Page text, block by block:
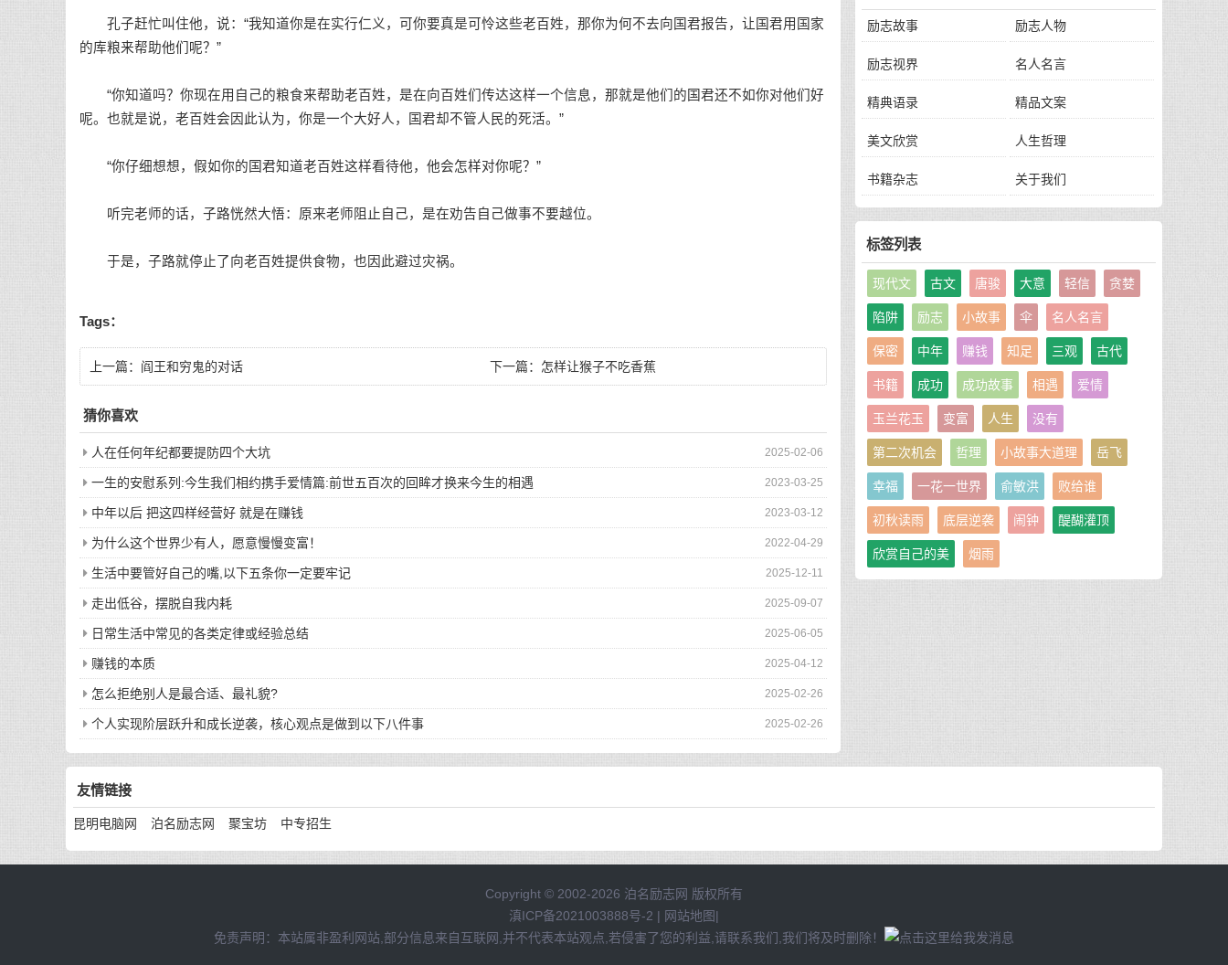
孔子赶忙叫住他，说：“我知道你是在实行仁义，可你要真是可怜这些老百姓，那你为何不去向国君报告，让国君用国家
的库粮来帮助他们呢？”
“你知道吗？你现在用自己的粮食来帮助老百姓，是在向百姓们传达这样一个信息，那就是他们的国君还不如你对他们好
呢。也就是说，老百姓会因此认为，你是一个大好人，国君却不管人民的死活。”
“你仔细想想，假如你的国君知道老百姓这样看待他，他会怎样对你呢？”
听完老师的话，子路恍然大悟：原来老师阻止自己，是在劝告自己做事不要越位。
于是，子路就停止了向老百姓提供食物，也因此避过灾祸。
Tags：
上一篇： 阎王和穷鬼的对话 下一篇： 怎样让猴子不吃香蕉
猜你喜欢
2025-02-06
人在任何年纪都要提防四个大坑
2023-03-25
一生的安慰系列:今生我们相约携手爱情篇:前世五百次的回眸才换来今生的相遇
2023-03-12
中年以后 把这四样经营好 就是在赚钱
2022-04-29
为什么这个世界少有人，愿意慢慢变富！
2025-12-11
生活中要管好自己的嘴,以下五条你一定要牢记
2025-09-07
走出低谷，摆脱自我内耗
2025-06-05
日常生活中常见的各类定律或经验总结
2025-04-12
赚钱的本质
2025-02-26
怎么拒绝别人是最合适、最礼貌?
2025-02-26
个人实现阶层跃升和成长逆袭，核心观点是做到以下八件事
励志故事 励志人物
励志视界 名人名言
精典语录 精品文案
美文欣赏 人生哲理
书籍杂志 关于我们
标签列表
现代文 古文 唐骏 大意 轻信 贪婪
陷阱 励志 小故事 伞 名人名言
保密 中年 赚钱 知足 三观 古代
书籍 成功 成功故事 相遇 爱情
玉兰花玉 变富 人生 没有
第二次机会 哲理 小故事大道理 岳飞
幸福 一花一世界 俞敏洪 败给谁
初秋读雨 底层逆袭 闹钟 醍醐灌顶
欣赏自己的美 烟雨
友情链接
昆明电脑网 泊名励志网 聚宝坊 中专招生
Copyright © 2002-2026 泊名励志网 版权所有
滇ICP备2021003888号-2 | 网站地图|
免责声明：本站属非盈利网站,部分信息来自互联网,并不代表本站观点,若侵害了您的利益,请联系我们,我们将及时删除！